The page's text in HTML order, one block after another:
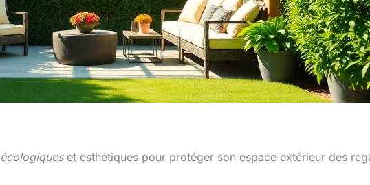
écologiqueset esthétiques pour protéger son espace extérieur des